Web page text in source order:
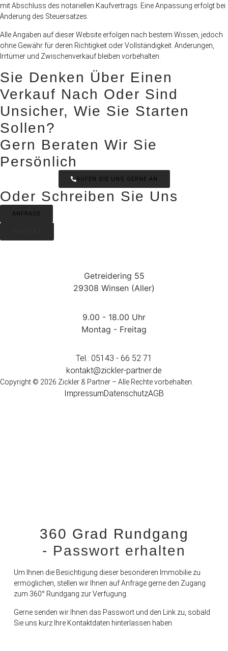
mit Abschluss des notariellen Kaufvertrags. Eine Anpassung erfolgt bei
Änderung des Steuersatzes.
Alle Angaben auf dieser Website erfolgen nach bestem Wissen, jedoch
ohne Gewähr für deren Richtigkeit oder Vollständigkeit. Änderungen,
Irrtümer und Zwischenverkauf bleiben vorbehalten.
Sie Denken Über Einen
Verkauf Nach Oder Sind
Unsicher, Wie Sie Starten
Sollen?
Gern Beraten Wir Sie
Persönlich
RUFEN SIE UNS GERNE AN
Oder Schreiben Sie Uns
ANFRAGE
Getreidering 55
29308 Winsen (Aller)
9.00 - 18.00 Uhr
Montag - Freitag
Tel.: 05143 - 66 52 71
kontakt@zickler-partner.de
Copyright © 2026 Zickler & Partner – Alle Rechte vorbehalten.
ImpressumDatenschutzAGB
360 Grad Rundgang
- Passwort erhalten
Um Ihnen die Besichtigung dieser besonderen Immobilie zu
ermöglichen, stellen wir Ihnen auf Anfrage gerne den Zugang
zum 360° Rundgang zur Verfügung.
Gerne senden wir Ihnen das Passwort und den Link zu, sobald
Sie uns kurz Ihre Kontaktdaten hinterlassen haben.